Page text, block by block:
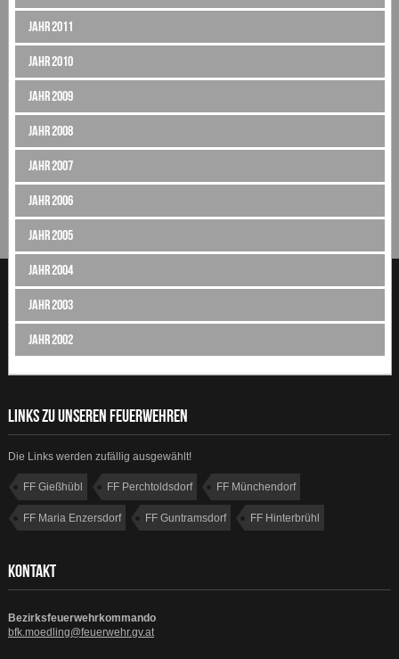
Jahr 2011
Jahr 2010
Jahr 2009
Jahr 2008
Jahr 2007
Jahr 2006
Jahr 2005
Jahr 2004
Jahr 2003
Jahr 2002
LINKS ZU UNSEREN FEUERWEHREN
Die Links werden zufällig ausgewählt!
FF Gießhübl FF Perchtoldsdorf FF Münchendorf
FF Maria Enzersdorf FF Guntramsdorf FF Hinterbrühl
KONTAKT
Bezirksfeuerwehrkommando
bfk.moedling@feuerwehr.gv.at